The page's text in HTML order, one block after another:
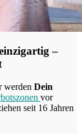
–
werden Dein
vor
seit 16 Jahren